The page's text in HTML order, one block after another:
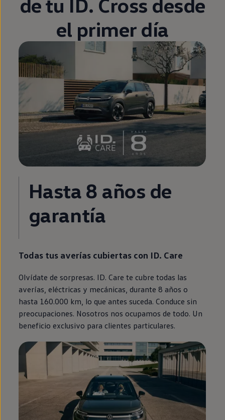
el primer día
Hasta 8 años de
garantía
Todas tus averías cubiertas con ID. Care
Olvídate de sorpresas. ID. Care te cubre todas las
averías, eléctricas y mecánicas, durante 8 años o
hasta 160.000 km, lo que antes suceda. Conduce sin
preocupaciones. Nosotros nos ocupamos de todo. Un
beneficio exclusivo para clientes particulares.